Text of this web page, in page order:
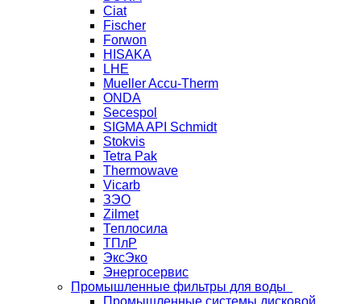
Ciat
Fischer
Forwon
HISAKA
LHE
Mueller Accu-Therm
ONDA
Secespol
SIGMA API Schmidt
Stokvis
Tetra Pak
Thermowave
Vicarb
ЗЭО
Zilmet
Теплосила
ТПлР
ЭксЭко
Энергосервис
Промышленные фильтры для воды
Промышленные системы дисковой